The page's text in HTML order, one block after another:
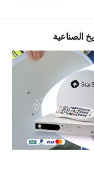
الصناعية